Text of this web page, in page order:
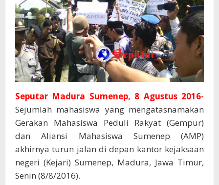
Seputar Madura Sumenep, 8 Agustus 2016-
Sejumlah mahasiswa yang mengatasnamakan
Gerakan Mahasiswa Peduli Rakyat (Gempur)
dan Aliansi Mahasiswa Sumenep (AMP)
akhirnya turun jalan di depan kantor kejaksaan
negeri (Kejari) Sumenep, Madura, Jawa Timur,
Senin (8/8/2016).